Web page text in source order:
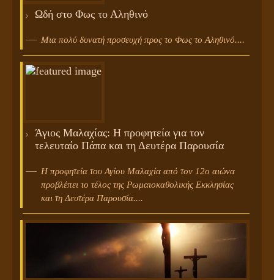
Ωδή στο Φως το Αληθινό
Μια πολύ δυνατή προσευχή προς το Φως το Αληθινό....
Άγιος Μαλαχίας: Η προφητεία για τον
τελευταίο Πάπα και τη Δευτέρα Παρουσία
Η προφητεία του Αγίου Μαλαχία από τον 12ο αιώνα
προβλέπει το τέλος της Ρωμαιοκαθολικής Εκκλησίας
και τη Δευτέρα Παρουσία....